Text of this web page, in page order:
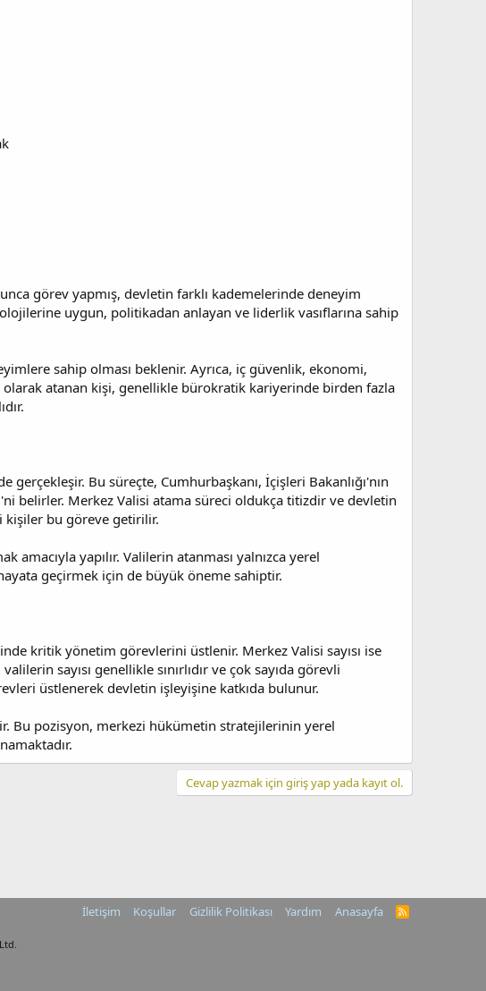
görev yapmış, devletin farklı kademelerinde deneyim
uygun, politikadan anlayan ve liderlik vasıflarına sahip
sahip olması beklenir. Ayrıca, iç güvenlik, ekonomi,
atanan kişi, genellikle bürokratik kariyerinde birden fazla
Bu süreçte, Cumhurbaşkanı, İçişleri Bakanlığı'nın
belirler. Merkez Valisi atama süreci oldukça titizdir ve devletin
kişiler bu göreve getirilir.
yapılır. Valilerin atanması yalnızca yerel
geçirmek için de büyük öneme sahiptir.
kritik yönetim görevlerini üstlenir. Merkez Valisi sayısı ise
sayısı genellikle sınırlıdır ve çok sayıda görevli
üstlenerek devletin işleyişine katkıda bulunur.
Bu pozisyon, merkezi hükümetin stratejilerinin yerel
Cevap yazmak için giriş yap yada kayıt ol.
İletişim Koşullar Gizlilik Politikası Yardım Anasayfa
R